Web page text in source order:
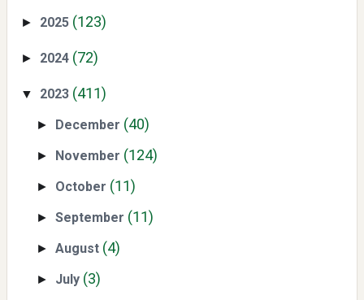
Yaqut Cholil Qoumas: Kisah Inspiratif di Balik Kasus Hukum
Menyongsong Masa Depan Buruh Indonesia dengan
Optimisme dan Inspirasi
► 2025 (123)
► 2024 (72)
▼ 2023 (411)
► December (40)
► November (124)
► October (11)
►September (11)
►August (4)
► July (3)